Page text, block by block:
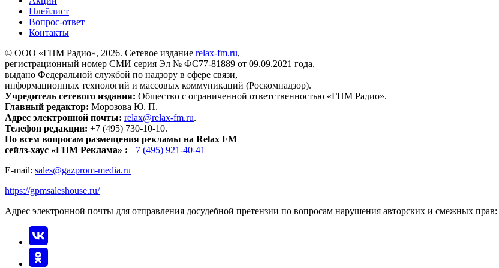
Плейлист
Вопрос-ответ
Контакты
© ООО «ГПМ Радио», 2026. Сетевое издание relax-fm.ru,
регистрационный номер СМИ серия Эл № ФС77-81889 от 09.09.2021 года,
выдано Федеральной службой по надзору в сфере связи,
информационных технологий и массовых коммуникаций (Роскомнадзор).
Учредитель сетевого издания: Общество с ограниченной ответственностью «ГПМ Радио».
Главный редактор: Морозова Ю. П.
Адрес электронной почты: relax@relax-fm.ru.
Телефон редакции: +7 (495) 730-10-10.
По всем вопросам размещения рекламы на Relax FM
сейлз-хаус «ГПМ Реклама» : +7 (495) 921-40-41
E-mail: sales@gazprom-media.ru
https://gpmsaleshouse.ru/
Адрес электронной почты для отправления досудебной претензии по вопросам нарушения авторских и смежных прав: